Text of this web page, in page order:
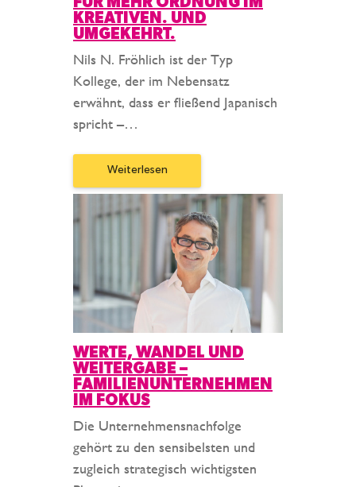
KREATIVEN. UND
UMGEKEHRT.
Nils N. Fröhlich ist der Typ
Kollege, der im Nebensatz
erwähnt, dass er fließend Japanisch
spricht –…
Weiterlesen
WERTE, WANDEL UND
WEITERGABE –
FAMILIENUNTERNEHMEN
IM FOKUS
Die Unternehmensnachfolge
gehört zu den sensibelsten und
zugleich strategisch wichtigsten